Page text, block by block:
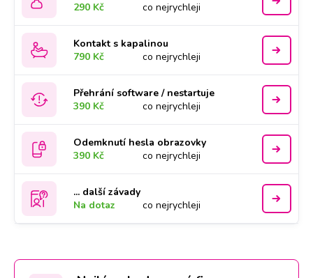
290 Kč
co nejrychleji
Kontakt s kapalinou
790 Kč
co nejrychleji
Přehrání software / nestartuje
390 Kč
co nejrychleji
Odemknutí hesla obrazovky
390 Kč
co nejrychleji
... další závady
Na dotaz
co nejrychleji